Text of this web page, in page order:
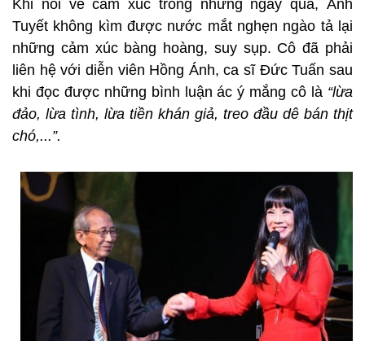
Khi nói về cảm xúc trong những ngày qua, Ánh
Tuyết không kìm được nước mắt nghẹn ngào tả lại
những cảm xúc bàng hoàng, suy sụp. Cô đã phải
liên hệ với diễn viên Hồng Ánh, ca sĩ Đức Tuấn sau
khi đọc được những bình luận ác ý mắng cô là “lừa
đảo, lừa tình, lừa tiền khán giả, treo đầu dê bán thịt
chó,...”.